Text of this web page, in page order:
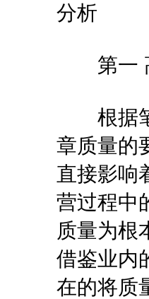
分析
第一 高
根据笔
章质量的
直接影响
营过程中
质量为根
借鉴业内
在的将质